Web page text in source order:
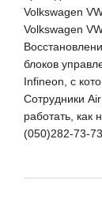
Volkswagen
Volkswagen
блоков
Infineon, с
Сотрудники
работать,
(050)282-73-